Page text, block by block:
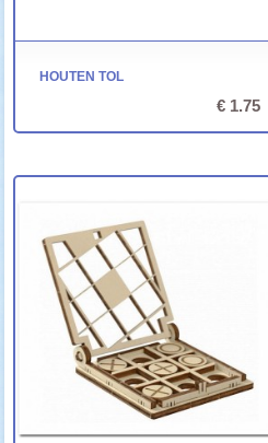
HOUTEN TOL
€ 1.75